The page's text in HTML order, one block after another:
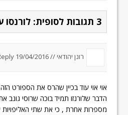
3 תגובות לסופית: לורנסו עובר לדוקאטי!
רונן יהודאי //19/04/2016 um 4:22
אוי אוי עוד בכיין שהרס את הספורט
הדבר שלורנזו תמיד בוכה שרוסי גונב
מספרות אחרת , כי את שתי האליפויות